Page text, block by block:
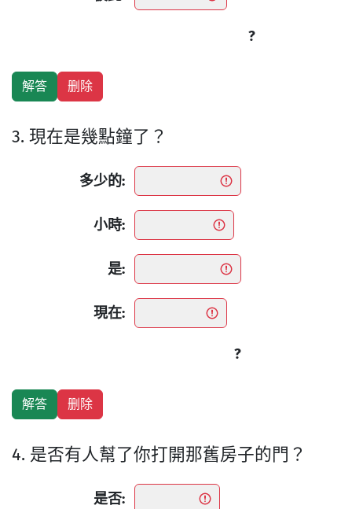
?
3. 現在是幾點鐘了？
多少的:
小時:
是:
現在:
?
4. 是否有人幫了你打開那舊房子的門？
是否: